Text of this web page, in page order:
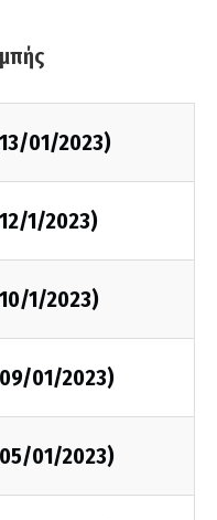
01/2023)
1/2023)
1/2023)
01/2023)
01/2023)